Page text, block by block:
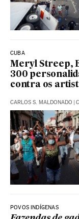
CUBA
Meryl Streep,
300
contra os
CARLOS S. MALDONADO |
POVOS INDÍGENAS